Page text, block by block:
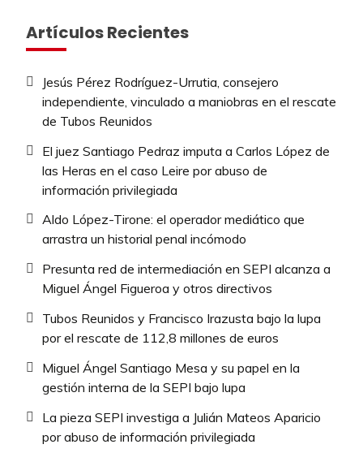
Artículos Recientes
Jesús Pérez Rodríguez-Urrutia, consejero
independiente, vinculado a maniobras en el rescate
de Tubos Reunidos
El juez Santiago Pedraz imputa a Carlos López de
las Heras en el caso Leire por abuso de
información privilegiada
Aldo López-Tirone: el operador mediático que
arrastra un historial penal incómodo
Presunta red de intermediación en SEPI alcanza a
Miguel Ángel Figueroa y otros directivos
Tubos Reunidos y Francisco Irazusta bajo la lupa
por el rescate de 112,8 millones de euros
Miguel Ángel Santiago Mesa y su papel en la
gestión interna de la SEPI bajo lupa
La pieza SEPI investiga a Julián Mateos Aparicio
por abuso de información privilegiada